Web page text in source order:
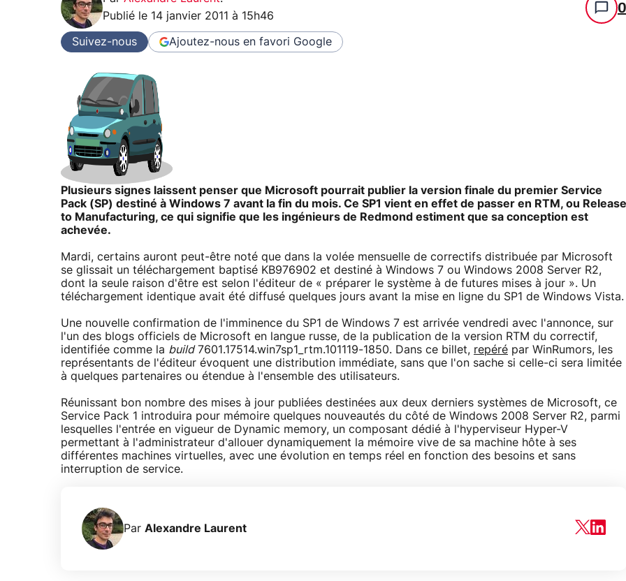
Publié le 14 janvier 2011 à 15h46 0
Suivez-nous Ajoutez-nous en favori Google
Plusieurs signes laissent penser que Microsoft pourrait publier la version finale du premier Service
Pack (SP) destiné à Windows 7 avant la fin du mois. Ce SP1 vient en effet de passer en RTM, ou Release
to Manufacturing, ce qui signifie que les ingénieurs de Redmond estiment que sa conception est
achevée.
Mardi, certains auront peut-être noté que dans la volée mensuelle de correctifs distribuée par Microsoft
se glissait un téléchargement baptisé KB976902 et destiné à Windows 7 ou Windows 2008 Server R2,
dont la seule raison d'être est selon l'éditeur de « préparer le système à de futures mises à jour ». Un
téléchargement identique avait été diffusé quelques jours avant la mise en ligne du SP1 de Windows Vista.
Une nouvelle confirmation de l'imminence du SP1 de Windows 7 est arrivée vendredi avec l'annonce, sur
l'un des blogs officiels de Microsoft en langue russe, de la publication de la version RTM du correctif,
identifiée comme la build7601.17514.win7sp1_rtm.101119-1850. Dans ce billet, repéré par WinRumors, les
représentants de l'éditeur évoquent une distribution immédiate, sans que l'on sache si celle-ci sera limitée
à quelques partenaires ou étendue à l'ensemble des utilisateurs.
Réunissant bon nombre des mises à jour publiées destinées aux deux derniers systèmes de Microsoft, ce
Service Pack 1 introduira pour mémoire quelques nouveautés du côté de Windows 2008 Server R2, parmi
lesquelles l'entrée en vigueur de Dynamic memory, un composant dédié à l'hyperviseur Hyper-V
permettant à l'administrateur d'allouer dynamiquement la mémoire vive de sa machine hôte à ses
différentes machines virtuelles, avec une évolution en temps réel en fonction des besoins et sans
interruption de service.
Par Alexandre Laurent